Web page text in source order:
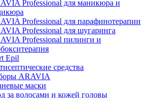
Professional для маникюра и
Professional для парафинотерапии
Professional для шугаринга
Professional пилинги и
Epil
средства
ARAVIA
маски
за волосами и кожей головы